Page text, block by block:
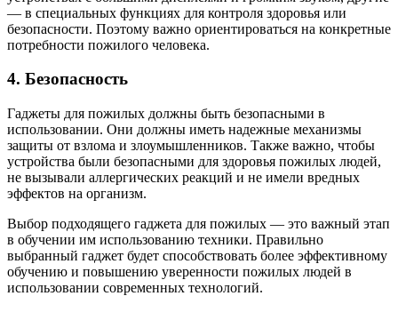
— в специальных функциях для контроля здоровья или
безопасности. Поэтому важно ориентироваться на конкретные
потребности пожилого человека.
4. Безопасность
Гаджеты для пожилых должны быть безопасными в
использовании. Они должны иметь надежные механизмы
защиты от взлома и злоумышленников. Также важно, чтобы
устройства были безопасными для здоровья пожилых людей,
не вызывали аллергических реакций и не имели вредных
эффектов на организм.
Выбор подходящего гаджета для пожилых — это важный этап
в обучении им использованию техники. Правильно
выбранный гаджет будет способствовать более эффективному
обучению и повышению уверенности пожилых людей в
использовании современных технологий.